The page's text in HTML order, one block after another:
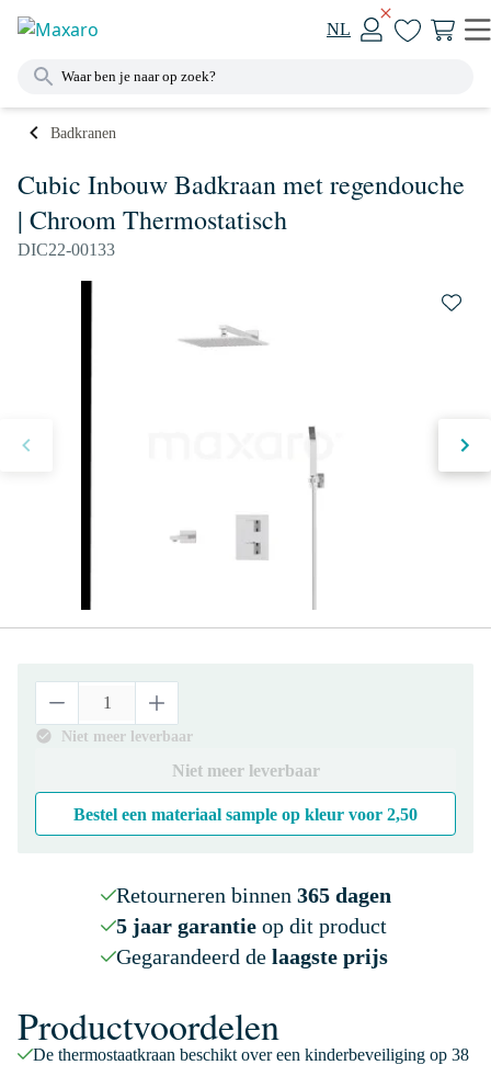
NL
Badkranen
Cubic Inbouw Badkraan met regendouche
| Chroom Thermostatisch
DIC22-00133
Niet meer leverbaar
Niet meer leverbaar
Bestel een materiaal sample op kleur voor 2,50
Retourneren binnen 365 dagen
5 jaar garantieop dit product
Gegarandeerd de laagste prijs
Productvoordelen
De thermostaatkraan beschikt over een kinderbeveiliging op 38